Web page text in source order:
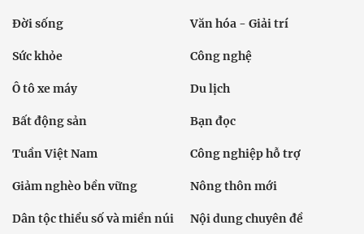
Đời sống Văn hóa - Giải trí
Sức khỏe Công nghệ
Ô tô xe máy Du lịch
Bất động sản Bạn đọc
Tuần Việt Nam Công nghiệp hỗ trợ
Giảm nghèo bền vững Nông thôn mới
Dân tộc thiểu số và miền núi Nội dung chuyên đề